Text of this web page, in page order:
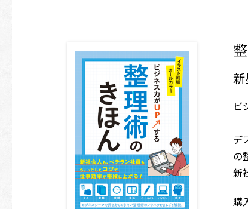
ビ
デ
の
新
購